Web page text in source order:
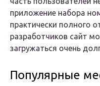
приложение набора
практически полного
разработчиков сайт
загружаться очень
Популярные